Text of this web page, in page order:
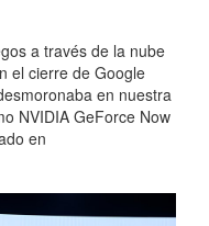
a través de la nube
el cierre de Google
en nuestra
NVIDIA GeForce Now
en